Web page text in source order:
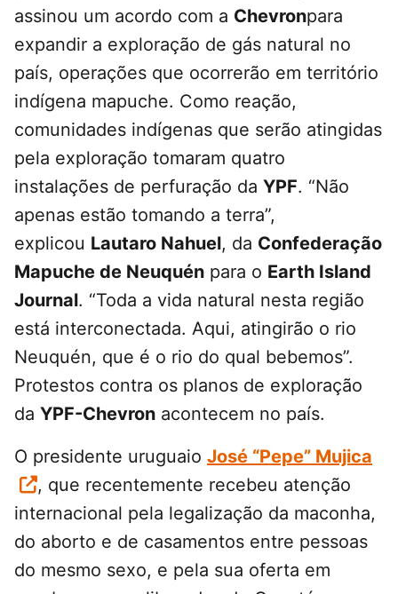
assinou um acordo com a Chevronpara
expandir a exploração de gás natural no
país, operações que ocorrerão em território
indígena mapuche. Como reação,
comunidades indígenas que serão atingidas
pela exploração tomaram quatro
instalações de perfuração da YPF. “Não
apenas estão tomando a terra”,
explicou Lautaro Nahuel, da Confederação
Mapuche de Neuquén para o Earth Island
Journal. “Toda a vida natural nesta região
está interconectada. Aqui, atingirão o rio
Neuquén, que é o rio do qual bebemos”.
Protestos contra os planos de exploração
da YPF-Chevron acontecem no país.
O presidente uruguaio José “Pepe” Mujica
, que recentemente recebeu atenção
internacional pela legalização da maconha,
do aborto e de casamentos entre pessoas
do mesmo sexo, e pela sua oferta em